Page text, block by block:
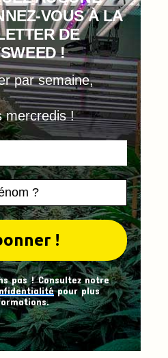
VOUS À LA
DE
!
par semaine,
mercredis !
pas ! Consultez notre
pour plus